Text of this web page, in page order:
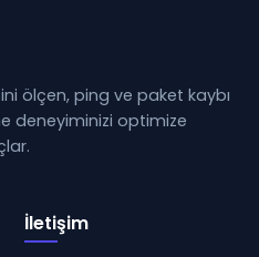
ölçen, ping ve paket kaybı
deneyiminizi optimize
İletişim